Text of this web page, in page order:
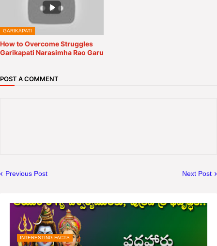
GARIKAPATI
How to Overcome Struggles
Garikapati Narasimha Rao Garu
POST A COMMENT
Previous Post Next Post
INTERESTING FACTS